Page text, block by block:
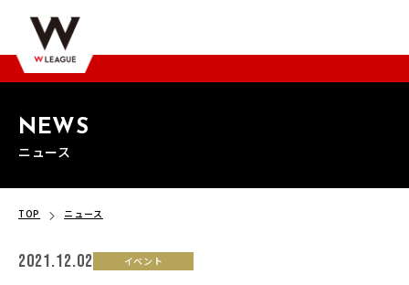
NEWS
ニュース
TOP ニュース
2021.12.02 イベント